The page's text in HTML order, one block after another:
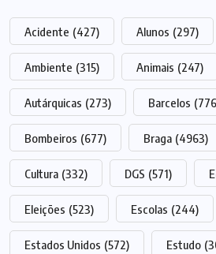
Acidente (427) Alunos (297)
Ambiente (315) Animais (247)
Autárquicas (273) Barcelos
Bombeiros (677) Braga (4963)
Cultura (332) DGS (571)
Eleições (523) Escolas (244)
Estados Unidos (572) Estudo